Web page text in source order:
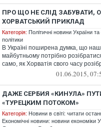
ПРО ЩО НЕ СЛІД ЗАБУВАТИ,
ХОРВАТСЬКИЙ ПРИКЛАД
Категорія: Політичні новини України
політики
В Україні поширена думка, що
майбутньому потрібно
само, як Хорватія свого часу
01.06.2015,
ДАЖЕ СЕРБИЯ «КИНУЛА»
«ТУРЕЦКИМ ПОТОКОМ»
Категорія: Новини в світі: читати
Економічні новини: новини економіки